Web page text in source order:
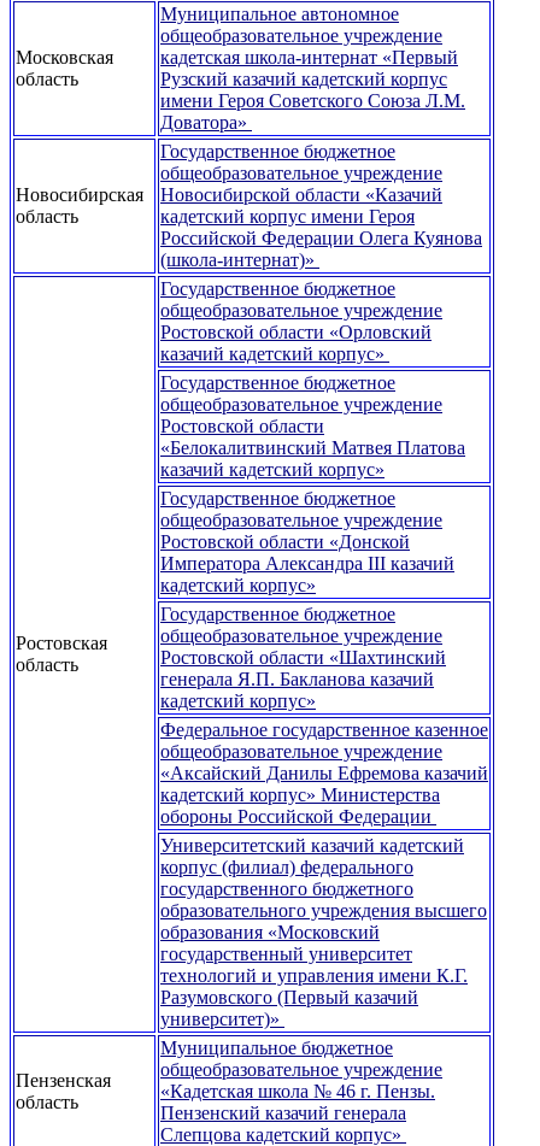
Московская
область
Муниципальное автономное
общеобразовательное учреждение
кадетская школа-интернат «Первый
Рузский казачий кадетский корпус
имени Героя Советского Союза Л.М.
Доватора»
Новосибирская
область
Государственное бюджетное
общеобразовательное учреждение
Новосибирской области «Казачий
кадетский корпус имени Героя
Российской Федерации Олега Куянова
(школа-интернат)»
Ростовская
область
Государственное бюджетное
общеобразовательное учреждение
Ростовской области «Орловский
казачий кадетский корпус»
Государственное бюджетное
общеобразовательное учреждение
Ростовской области
«Белокалитвинский Матвея Платова
казачий кадетский корпус»
Государственное бюджетное
общеобразовательное учреждение
Ростовской области «Донской
Императора Александра III казачий
кадетский корпус»
Государственное бюджетное
общеобразовательное учреждение
Ростовской области «Шахтинский
генерала Я.П. Бакланова казачий
кадетский корпус»
Федеральное государственное казенное
общеобразовательное учреждение
«Аксайский Данилы Ефремова казачий
кадетский корпус» Министерства
обороны Российской Федерации
Университетский казачий кадетский
корпус (филиал) федерального
государственного бюджетного
образовательного учреждения высшего
образования «Московский
государственный университет
технологий и управления имени К.Г.
Разумовского (Первый казачий
университет)»
Пензенская
область
Муниципальное бюджетное
общеобразовательное учреждение
«Кадетская школа № 46 г. Пензы.
Пензенский казачий генерала
Слепцова кадетский корпус»